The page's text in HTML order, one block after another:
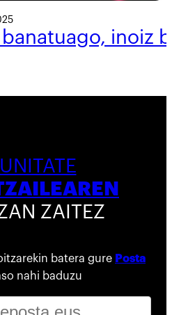
banatuago, inoiz
ZAITEZ
batera gure Posta
nahi baduzu